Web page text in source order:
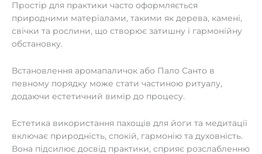
Простір для практики часто оформляється
природними матеріалами, такими як дерева, камені,
свічки та рослини, що створює затишну і гармонійну
обстановку.
Встановлення аромапаличок або Пало Санто в
певному порядку може стати частиною ритуалу,
додаючи естетичний вимір до процесу.
Естетика використання пахощів для йоги та медитації
включає природність, спокій, гармонію та духовність.
Вона підсилює досвід практики, сприяє розслабленню